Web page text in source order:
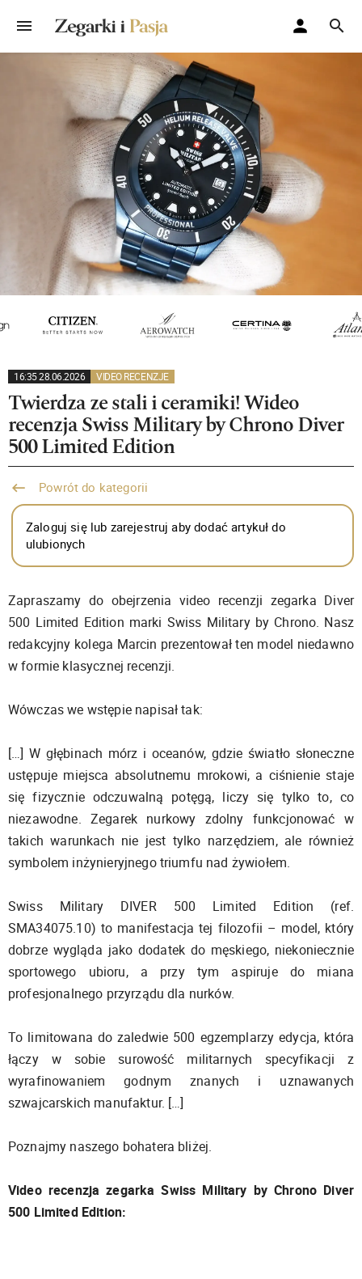
16:35 28.06.2026 VIDEO RECENZJE
Twierdza ze stali i ceramiki! Wideo
recenzja Swiss Military by Chrono Diver
500 Limited Edition
Powrót do kategorii
Zaloguj się lub zarejestruj aby dodać artykuł do
ulubionych
Zapraszamy do obejrzenia video recenzji zegarka Diver
500 Limited Edition marki Swiss Military by Chrono. Nasz
redakcyjny kolega Marcin prezentował ten model niedawno
w formie klasycznej recenzji.
Wówczas we wstępie napisał tak:
[…] W głębinach mórz i oceanów, gdzie światło słoneczne
ustępuje miejsca absolutnemu mrokowi, a ciśnienie staje
się fizycznie odczuwalną potęgą, liczy się tylko to, co
niezawodne. Zegarek nurkowy zdolny funkcjonować w
takich warunkach nie jest tylko narzędziem, ale również
symbolem inżynieryjnego triumfu nad żywiołem.
Swiss Military DIVER 500 Limited Edition (ref.
SMA34075.10) to manifestacja tej filozofii – model, który
dobrze wygląda jako dodatek do męskiego, niekoniecznie
sportowego ubioru, a przy tym aspiruje do miana
profesjonalnego przyrządu dla nurków.
To limitowana do zaledwie 500 egzemplarzy edycja, która
łączy w sobie surowość militarnych specyfikacji z
wyrafinowaniem godnym znanych i uznawanych
szwajcarskich manufaktur. […]
Poznajmy naszego bohatera bliżej.
Video recenzja zegarka Swiss Military by Chrono Diver
500 Limited Edition: